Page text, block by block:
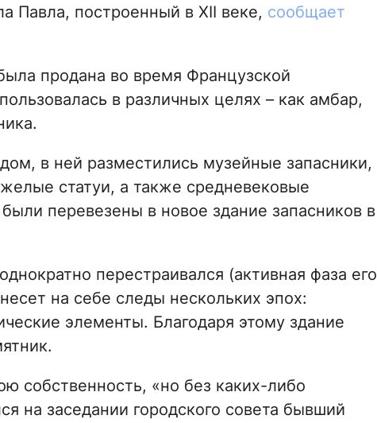
Павла, построенный в XII веке, сообщает
продана во время Французской
в различных целях – как амбар,
в ней разместились музейные запасники,
статуи, а также средневековые
перевезены в новое здание запасников в
перестраивался (активная фаза его
на себе следы нескольких эпох:
элементы. Благодаря этому здание
собственность, «но без каких-либо
на заседании городского совета бывший